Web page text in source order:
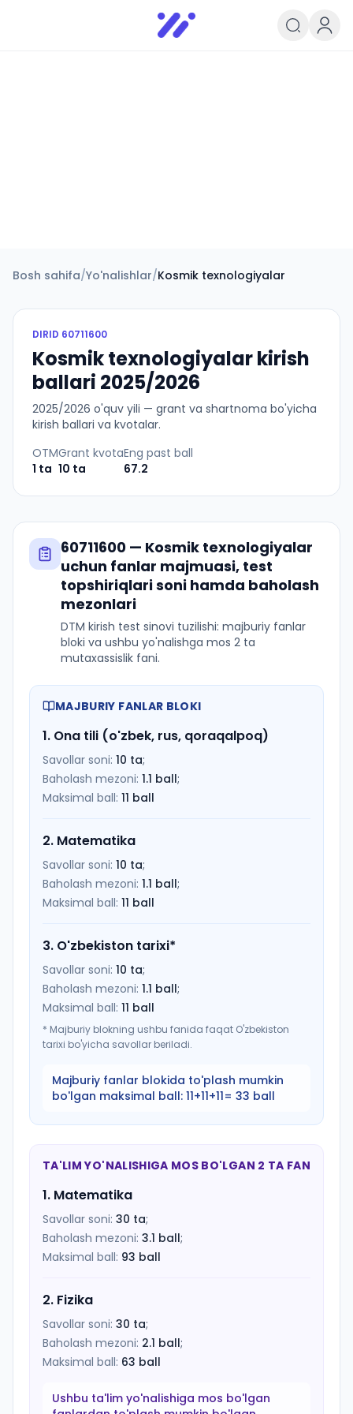
Infoedu
Ta&#039;lim xabarlari va
Bosh sahifa/Yo'nalishlar/Kosmik texnologiyalar
DIRID 60711600
Kosmik texnologiyalar kirish
ballari 2025/2026
2025/2026 o'quv yili — grant va shartnoma bo'yicha
kirish ballari va kvotalar.
OTM
1 ta
Grant kvota
10 ta
Eng past ball
67.2
60711600 — Kosmik texnologiyalar
uchun fanlar majmuasi, test
topshiriqlari soni hamda baholash
mezonlari
DTM kirish test sinovi tuzilishi: majburiy fanlar
bloki va ushbu yo'nalishga mos 2 ta
mutaxassislik fani.
MAJBURIY FANLAR BLOKI
1. Ona tili (o'zbek, rus, qoraqalpoq)
Savollar soni: 10 ta;
Baholash mezoni: 1.1 ball;
Maksimal ball: 11 ball
2. Matematika
Savollar soni: 10 ta;
Baholash mezoni: 1.1 ball;
Maksimal ball: 11 ball
3. O'zbekiston tarixi*
Savollar soni: 10 ta;
Baholash mezoni: 1.1 ball;
Maksimal ball: 11 ball
* Majburiy blokning ushbu fanida faqat O'zbekiston
tarixi bo'yicha savollar beriladi.
Majburiy fanlar blokida to'plash mumkin
bo'lgan maksimal ball: 11+11+11= 33 ball
TA'LIM YO'NALISHIGA MOS BO'LGAN 2 TA FAN
1. Matematika
Savollar soni: 30 ta;
Baholash mezoni: 3.1 ball;
Maksimal ball: 93 ball
2. Fizika
Savollar soni: 30 ta;
Baholash mezoni: 2.1 ball;
Maksimal ball: 63 ball
Ushbu ta'lim yo'nalishiga mos bo'lgan